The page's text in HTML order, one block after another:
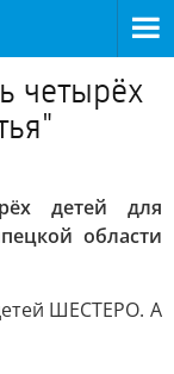
четырёх
детей для
области
ШЕСТЕРО. А